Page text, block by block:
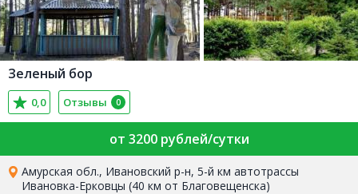
Зеленый бор
0,0 Отзывы 0
от 3200 рублей/сутки
Амурская обл., Ивановский р-н, 5-й км автотрассы
Ивановка-Ерковцы (40 км от Благовещенска)